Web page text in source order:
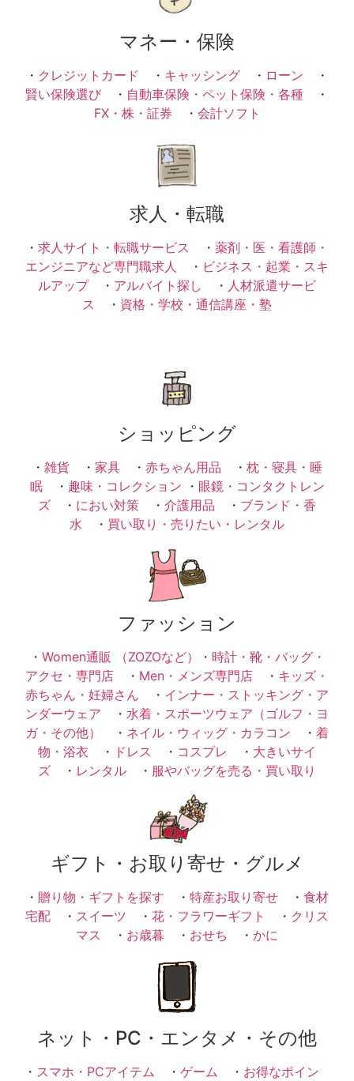
マネー・保険
・ クレジットカード ・ キャッシング ・ ローン ・
賢い保険選び ・ 自動車保険・ペット保険・各種 ・
FX・株・証券 ・ 会計ソフト
求人・転職
・ 求人サイト・転職サービス ・ 薬剤・医・看護師・
エンジニアなど専門職求人 ・ ビジネス・起業・スキ
ルアップ・ アルバイト探し ・ 人材派遣サービ
ス ・ 資格・学校・通信講座・塾
ショッピング
・ 雑貨 ・ 家具 ・ 赤ちゃん用品 ・ 枕・寝具・睡
眠・ 趣味・コレクション ・ 眼鏡・コンタクトレン
ズ ・ におい対策 ・ 介護用品 ・ ブランド・香
水 ・ 買い取り・売りたい・レンタル
ファッション
・ Women通販 （ZOZOなど） ・ 時計・靴・バッグ・
アクセ・専門店 ・ Men・メンズ専門店 ・ キッズ・
赤ちゃん・妊婦さん ・ インナー・ストッキング・ア
ンダーウェア ・ 水着・スポーツウェア（ゴルフ・ヨ
ガ・その他）
・ ネイル・ウィッグ・カラコン ・ 着
物・浴衣 ・ ドレス ・ コスプレ ・ 大きいサイ
ズ ・ レンタル ・ 服やバッグを売る・買い取り
ギフト・お取り寄せ・グルメ
・ 贈り物・ギフトを探す ・ 特産お取り寄せ ・ 食材
宅配 ・ スイーツ ・ 花・フラワーギフト ・ クリス
マス ・ お歳暮 ・ おせち ・ かに
ネット・PC・エンタメ・その他
・ スマホ・PCアイテム ・ ゲーム ・ お得なポイン